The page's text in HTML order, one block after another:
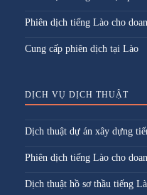
Phiên dịch tiếng Lào cho
Cung cấp phiên dịch tại Lào
DỊCH VỤ DỊCH THUẬT
Dịch thuật dự án xây dựng
Phiên dịch tiếng Lào cho
Dịch thuật hồ sơ thầu tiếng